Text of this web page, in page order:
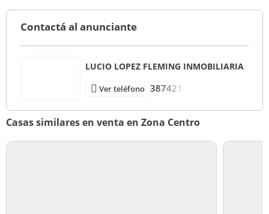
Contactá al anunciante
LUCIO LOPEZ FLEMING INMOBILIARIA
Ver teléfono 3874214
Casas similares en venta en Zona Centro